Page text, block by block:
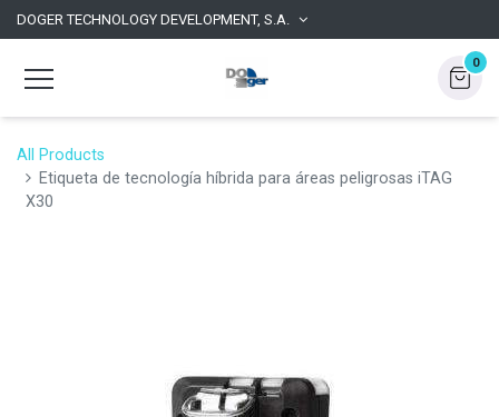
DOGER TECHNOLOGY DEVELOPMENT, S.A.
0
All Products
Etiqueta de tecnología híbrida para áreas peligrosas iTAG
X30